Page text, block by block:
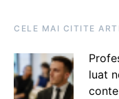
CELE MAI CITITE
luat